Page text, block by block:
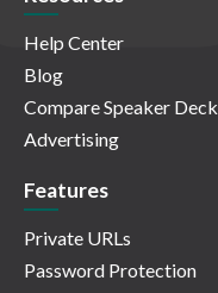
Help Center
Blog
Compare Speaker Deck
Advertising
Features
Private URLs
Password Protection